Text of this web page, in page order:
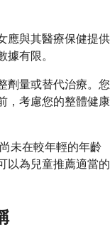
應與其醫療保健提供
據有限。
劑量或替代治療。您
，考慮您的整體健康
未在較年輕的年齡
以為兒童推薦適當的